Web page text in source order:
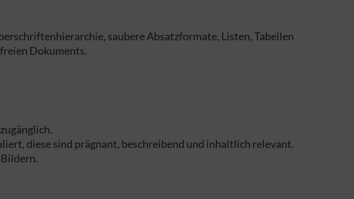
saubere Absatzformate, Listen, Tabellen
Dokuments.
diese sind prägnant, beschreibend und inhaltlich relevant.